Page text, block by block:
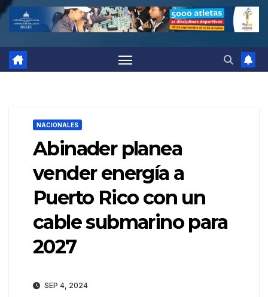
NACIONALES
Abinader planea
vender energía a
Puerto Rico con un
cable submarino para
2027
SEP 4, 2024